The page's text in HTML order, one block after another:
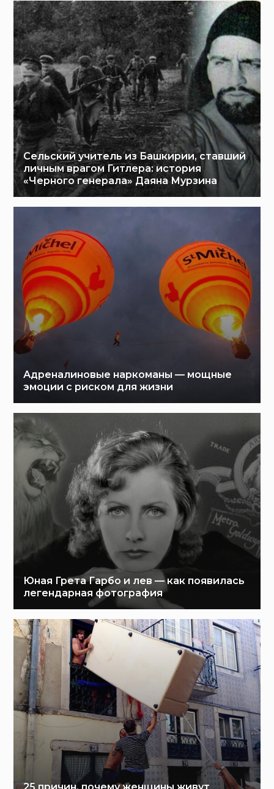
Сельский учитель из Башкирии, ставший
личным врагом Гитлера: история
«Черного генерала» Даяна Мурзина
Адреналиновые наркоманы — мощные
эмоции с риском для жизни
Юная Грета Гарбо и лев — как появилась
легендарная фотография